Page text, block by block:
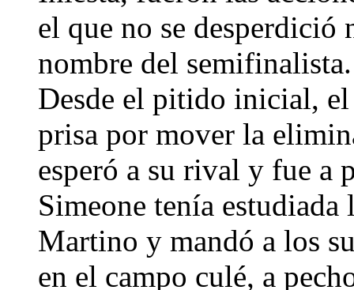
el que no se desperdició
nombre del
Desde el pitido inicial,
prisa por mover la
esperó a su rival y fue a
Simeone tenía estudiada
Martino y mandó a los
en el campo culé, a